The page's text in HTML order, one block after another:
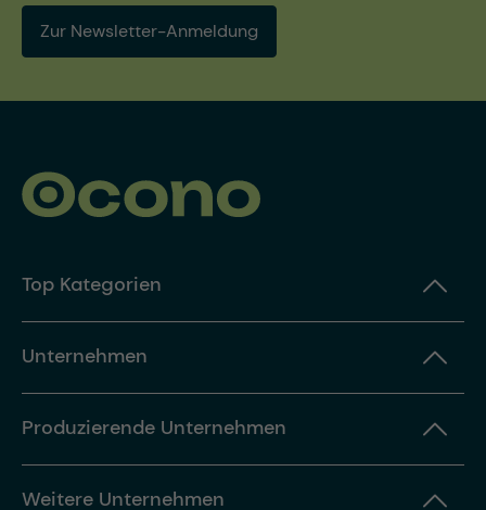
Zur Newsletter-Anmeldung
Top Kategorien
Unternehmen
Produzierende Unternehmen
Weitere Unternehmen